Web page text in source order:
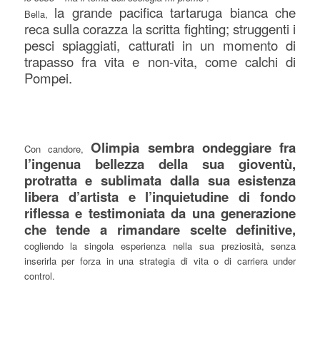
Bella, la grande pacifica tartaruga bianca che
reca sulla corazza la scritta fighting; struggenti i
pesci spiaggiati, catturati in un momento di
trapasso fra vita e non-vita, come calchi di
Pompei.
Con candore,Olimpia sembra ondeggiare fra
l’ingenua bellezza della sua gioventù,
protratta e sublimata dalla sua esistenza
libera d’artista e l’inquietudine di fondo
riflessa e testimoniata da una generazione
che tende a rimandare scelte definitive,
cogliendo la singola esperienza nella sua preziosità, senza
inserirla per forza in una strategia di vita o di carriera under
control.